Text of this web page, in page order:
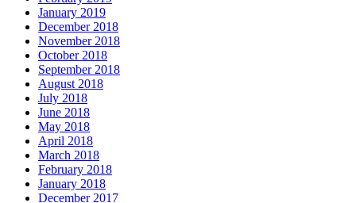
January 2019
December 2018
November 2018
October 2018
September 2018
August 2018
July 2018
June 2018
May 2018
April 2018
March 2018
February 2018
January 2018
December 2017